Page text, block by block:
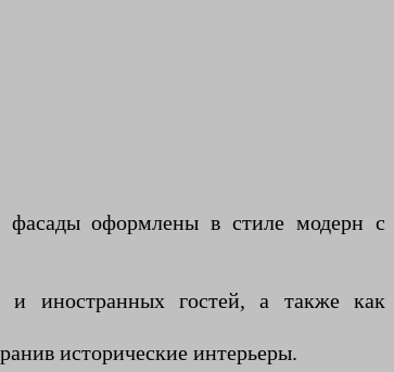
фасады оформлены в стиле модерн с
и иностранных гостей, а также как
исторические интерьеры.